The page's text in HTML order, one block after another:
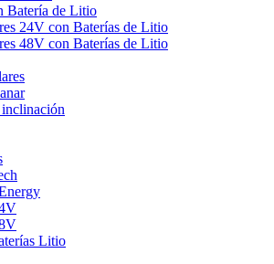
Batería de Litio
24V con Baterías de Litio
48V con Baterías de Litio
Litio